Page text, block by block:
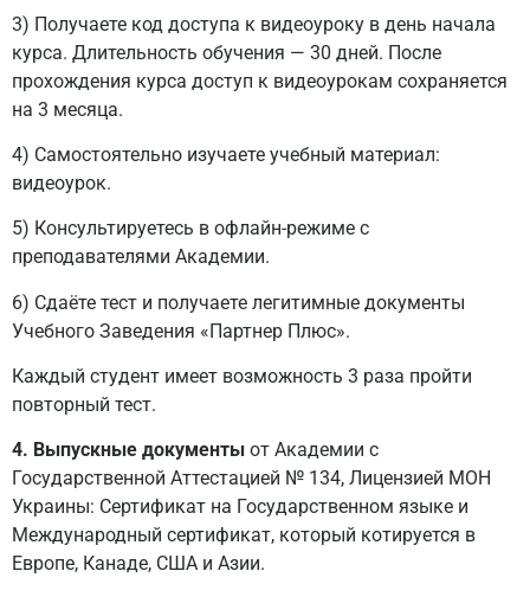
3) Получаете код доступа к видеоуроку в день начала
курса. Длительность обучения — 30 дней. После
прохождения курса доступ к видеоурокам сохраняется
на 3 месяца.
4) Самостоятельно изучаете учебный материал:
видеоурок.
5) Консультируетесь в офлайн-режиме с
преподавателями Академии.
6) Сдаёте тест и получаете легитимные документы
Учебного Заведения «Партнер Плюс».
Каждый студент имеет возможность 3 раза пройти
повторный тест.
4. Выпускные документы от Академии с
Государственной Аттестацией № 134, Лицензией МОН
Украины: Сертификат на Государственном языке и
Международный сертификат, который котируется в
Европе, Канаде, США и Азии.